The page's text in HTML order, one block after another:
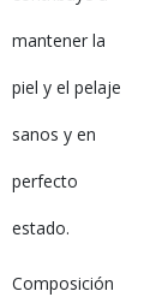
mantener la
piel y el pelaje
sanos y en
perfecto
estado.
Composición